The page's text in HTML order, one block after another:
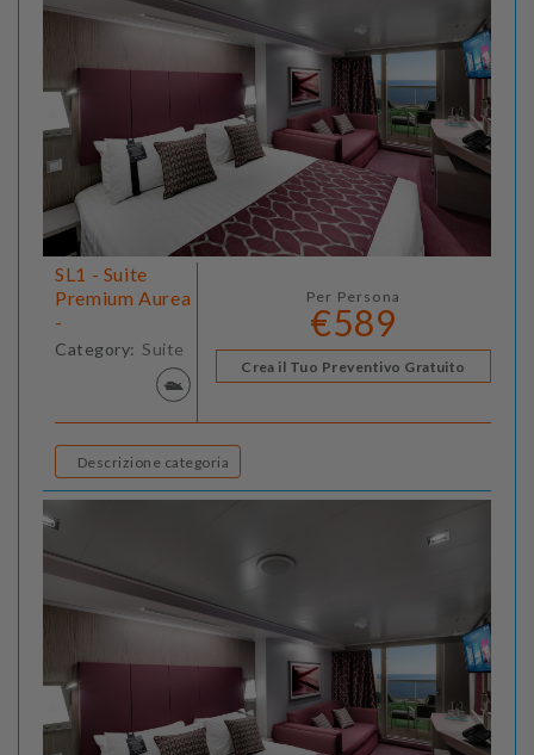
SL1 - Suite
Premium Aurea
-
Category: Suite
Per Persona
€589
Crea il Tuo Preventivo Gratuito
Descrizione categoria